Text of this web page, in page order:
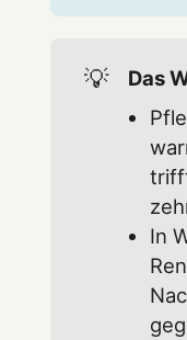
💡
Das
In